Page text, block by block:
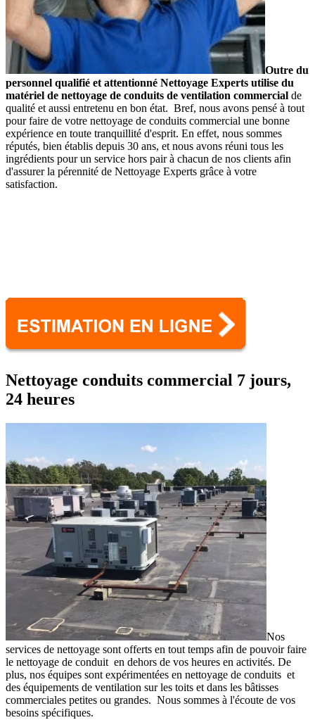
Outre du
personnel qualifié et attentionné Nettoyage Experts utilise du
matériel de nettoyage de conduits de ventilation commercial de
qualité et aussi entretenu en bon état. Bref, nous avons pensé à tout
pour faire de votre nettoyage de conduits commercial une bonne
expérience en toute tranquillité d'esprit. En effet, nous sommes
réputés, bien établis depuis 30 ans, et nous avons réuni tous les
ingrédients pour un service hors pair à chacun de nos clients afin
d'assurer la pérennité de Nettoyage Experts grâce à votre
satisfaction.
Nettoyage conduits commercial 7 jours,
24 heures
Nos
services de nettoyage sont offerts en tout temps afin de pouvoir faire
le nettoyage de conduit en dehors de vos heures en activités. De
plus, nos équipes sont expérimentées en nettoyage de conduits et
des équipements de ventilation sur les toits et dans les bâtisses
commerciales petites ou grandes. Nous sommes à l'écoute de vos
besoins spécifiques.